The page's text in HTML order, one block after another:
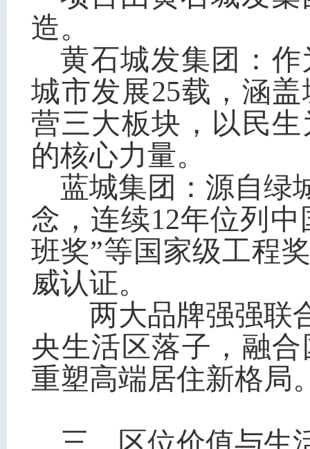
造。
黄石城发集团：
城市发展25载，涵
营三大板块，以民
的核心力量。
蓝城集团：源自绿
念，连续12年位列中
班奖”等国家级工程
威认证。
两大品牌强强联合
央生活区落子，融
重塑高端居住新格局